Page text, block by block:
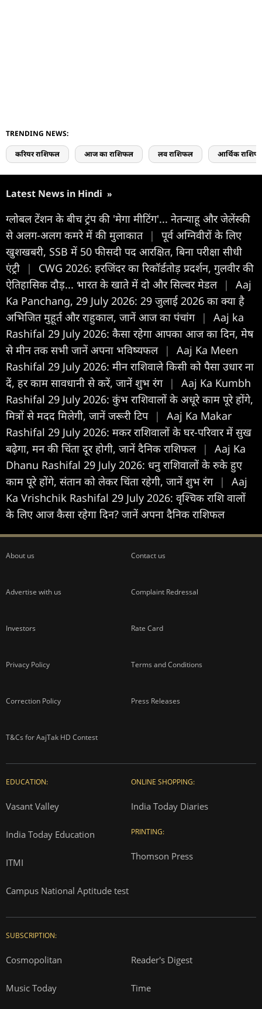
TRENDING NEWS:
करियर राशिफल आज का राशिफल लव राशिफल आर्थिक
Latest News in Hindi »
ग्लोबल टेंशन के बीच ट्रंप की 'मेगा मीटिंग'... नेतन्याहू और जेलेंस्की
से अलग-अलग कमरे में की मुलाकात |
पूर्व अग्निवीरों के लिए
खुशखबरी, SSB में 50 फीसदी पद आरक्षित, बिना परीक्षा सीधी
एंट्री
|
CWG 2026: हरजिंदर का रिकॉर्डतोड़ प्रदर्शन, गुलवीर की
ऐतिहासिक दौड़... भारत के खाते में दो और सिल्वर मेडल |
Aaj
Ka Panchang, 29 July 2026: 29 जुलाई 2026 का क्या है
अभिजित मुहूर्त और राहुकाल, जानें आज का पंचांग |
Aaj ka
Rashifal 29 July 2026: कैसा रहेगा आपका आज का द‍िन, मेष
से मीन तक सभी जानें अपना भविष्यफल |
Aaj Ka Meen
Rashifal 29 July 2026: मीन राशिवाले किसी को पैसा उधार ना
दें, हर काम सावधानी से करें, जानें शुभ रंग |
Aaj Ka Kumbh
Rashifal 29 July 2026: कुंभ राशिवालों के अधूरे काम पूरे होंगे,
मित्रों से मदद मिलेगी, जानें जरूरी टिप |
Aaj Ka Makar
Rashifal 29 July 2026: मकर राशिवालों के घर-परिवार में सुख
बढ़ेगा, मन की चिंता दूर होगी, जानें दैनिक राशिफल |
Aaj Ka
Dhanu Rashifal 29 July 2026: धनु राशिवालों के रुके हुए
काम पूरे होंगे, संतान को लेकर चिंता रहेगी, जानें शुभ रंग |
Aaj
Ka Vrishchik Rashifal 29 July 2026: वृश्चिक राशि वालों
के लिए आज कैसा रहेगा दिन? जानें अपना दैनिक राशिफल
About us Contact us
Advertise with us Complaint Redressal
Investors Rate Card
Privacy Policy Terms and Conditions
Correction Policy Press Releases
T&Cs for AajTak HD Contest
EDUCATION:
Vasant Valley
India Today Education
ITMI
Campus National Aptitude test
ONLINE SHOPPING:
India Today Diaries
PRINTING:
Thomson Press
SUBSCRIPTION:
Cosmopolitan Reader's Digest
Music Today Time